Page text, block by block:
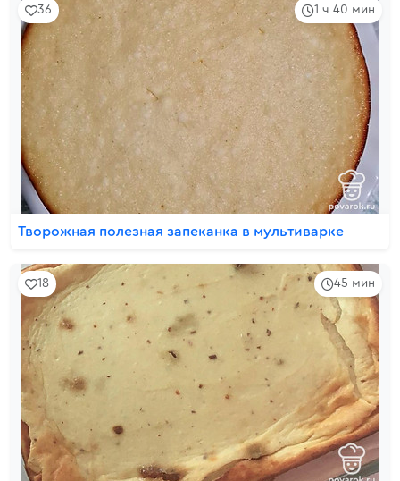
1 ч 40 мин
36
Творожная полезная запеканка в мультиварке
45 мин
18